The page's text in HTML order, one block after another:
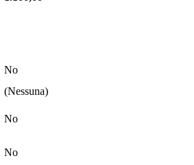
No
(Nessuna)
No
No